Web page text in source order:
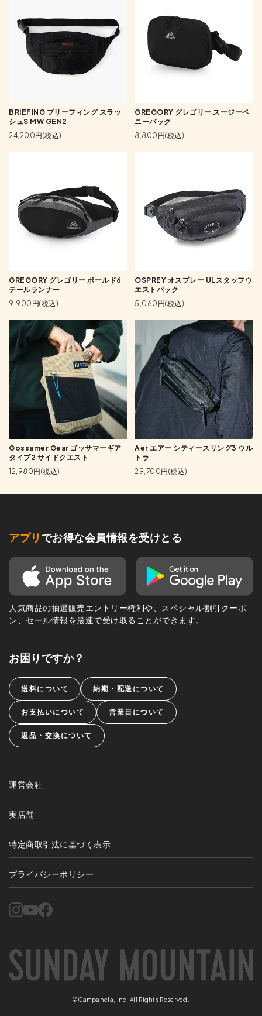
BRIEFING ブリーフィング スラッ
シュS MW GEN2
24,200円(税込)
GREGORY グレゴリー スージーペ
ニーパック
8,800円(税込)
GREGORY グレゴリー ボールド6
テールランナー
9,900円(税込)
OSPREY オスプレー ULスタッフウ
エストパック
5,060円(税込)
Gossamer Gear ゴッサマーギア
タイプ2 サイドクエスト
12,980円(税込)
Aer エアー シティースリング3 ウル
トラ
29,700円(税込)
アプリ でお得な会員情報を受けとる
人気商品の抽選販売エントリー権利や、スペシャル割引クーポ
ン、セール情報を最速で受け取ることができます。
お困りですか？
送料について 納期・配送について
お支払いについて 営業日について
返品・交換について
運営会社
実店舗
特定商取引法に基づく表示
プライバシーポリシー
©Campanela, Inc. All Rights Reserved.